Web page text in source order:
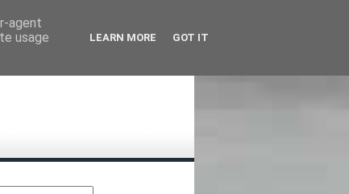
agent
usage
LEARN MORE GOT IT